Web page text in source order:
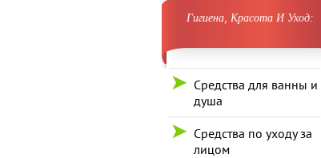
Гигиена, Красота И Уход:
Средства для ванны и
душа
Средства по уходу за
лицом